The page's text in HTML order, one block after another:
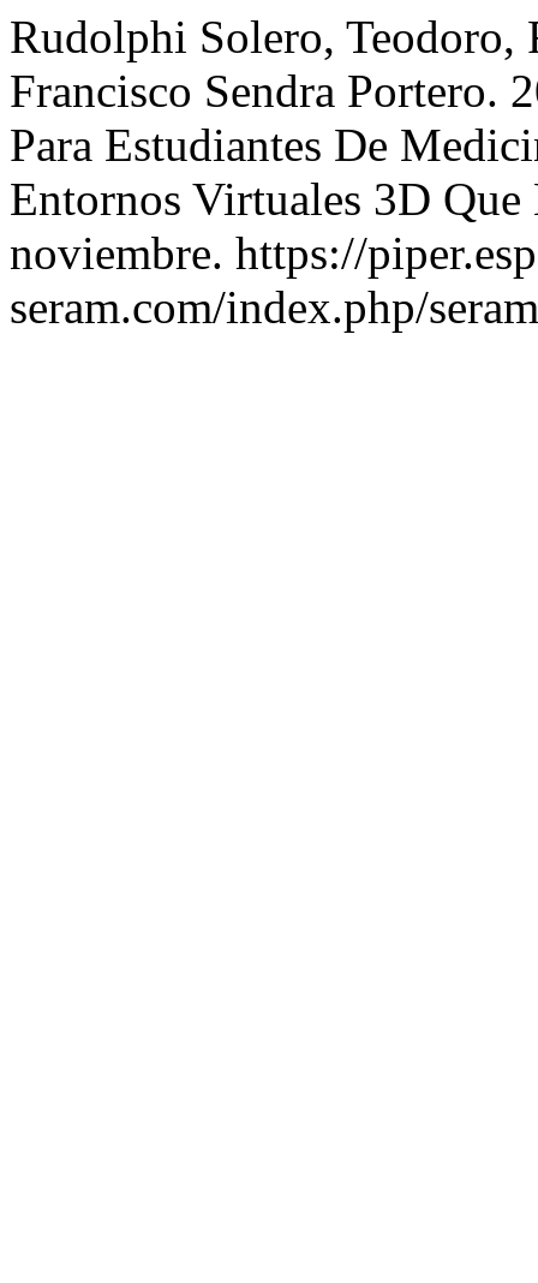
Rudolphi Solero,
Francisco Sendra Portero.
Para Estudiantes De
Entornos Virtuales 3D
noviembre. https://
seram.com/index.php/